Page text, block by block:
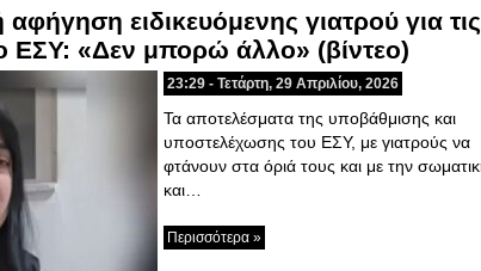
αφήγηση ειδικευόμενης γιατρού για τις
ΕΣΥ: «Δεν μπορώ άλλο» (βίντεο)
23:29 - Τετάρτη, 29 Απριλίου, 2026
Τα αποτελέσματα της υποβάθμισης και
υποστελέχωσης του ΕΣΥ, με γιατρούς να
φτάνουν στα όριά τους και με την
και…
Περισσότερα »